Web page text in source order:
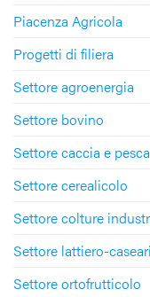
Piacenza Agricola
Progetti di filiera
Settore agroenergia
Settore bovino
Settore caccia e pesca
Settore cerealicolo
Settore colture
Settore lattiero-
Settore ortofrutticolo